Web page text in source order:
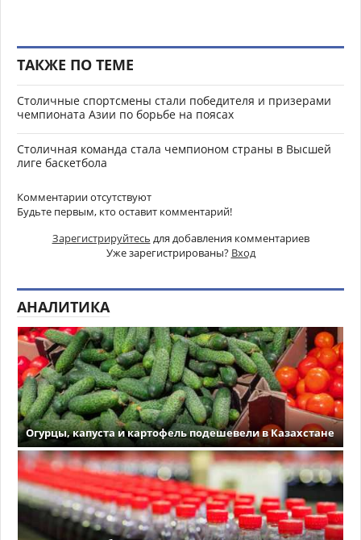
ТАКЖЕ ПО ТЕМЕ
Столичные спортсмены стали победителя и призерами
чемпионата Азии по борьбе на поясах
Столичная команда стала чемпионом страны в Высшей
лиге баскетбола
Комментарии отсутствуют
Будьте первым, кто оставит комментарий!
Зарегистрируйтесь для добавления комментариев
Уже зарегистрированы? Вход
АНАЛИТИКА
Огурцы, капуста и картофель подешевели в Казахстане